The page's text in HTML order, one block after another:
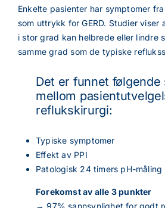
Enkelte pasienter har symptomer
som uttrykk for GERD. Studier viser
i stor grad kan helbrede eller lindre
samme grad som de typiske
Det er funnet følgende
mellom
reflukskirurgi:
Typiske symptomer
Effekt av PPI
Patologisk 24 timers pH-måling
Forekomst av alle 3 punkter
→ 97% sannsynlighet for godt